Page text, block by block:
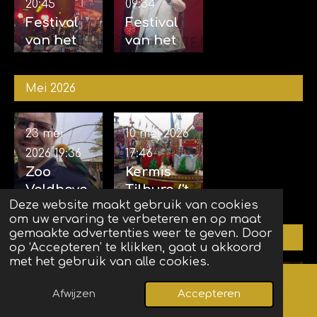
Deze website maakt gebruik van cookies
om uw ervaring te verbeteren en op maat
gemaakte advertenties weer te geven. Door
op ‘Accepteren’ te klikken, gaat u akkoord
met het gebruik van alle cookies.
Afwijzen Accepteren
Festival
van het
d 2e
avond 07-
06-2026
20:45
Festival
van het
d 1e
06-06-
2026
09:34
Mei 2026
Zoo
Veldhove
n 23-05-
2026
23 mei
2026 19:36
Kermis
Tilburg ('t
Laar) 10-
05-2026
10 mei 2026
17:46
April 2026
07:47
18 apr 2026
13:13
5 apr 2026
Kaart Facebook